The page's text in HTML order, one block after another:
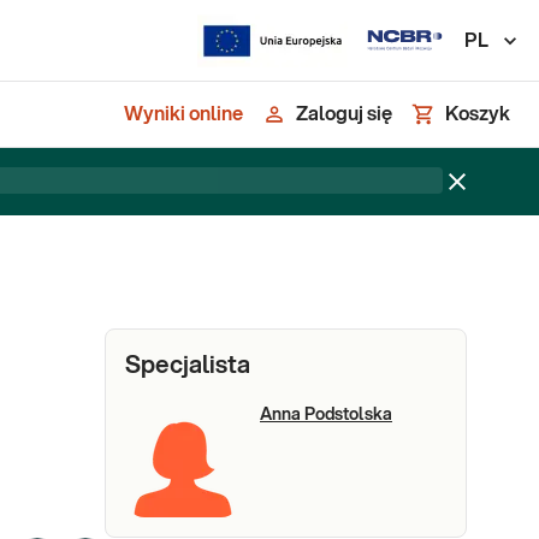
PL
Wyniki online Zaloguj się Koszyk
Specjalista
Anna Podstolska